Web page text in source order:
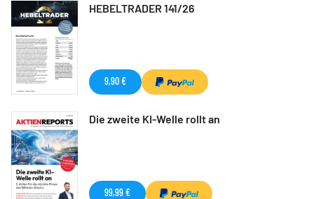
HEBELTRADER 141/26
9,90 €
Die zweite KI-Welle rollt an
99,99 €